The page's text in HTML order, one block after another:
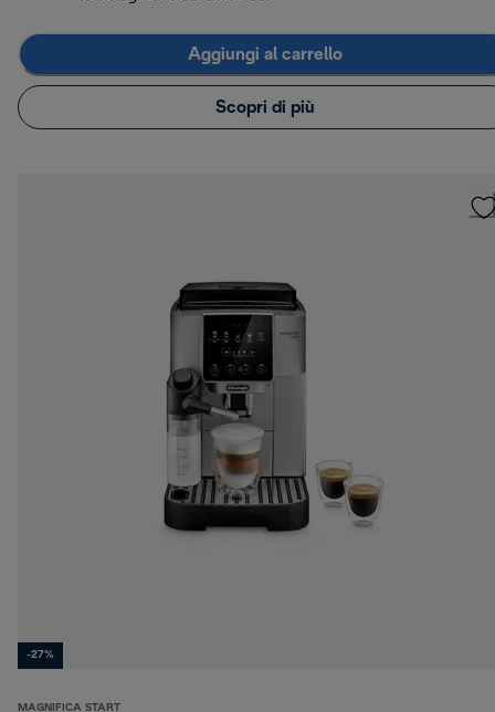
Aggiungi al carrello
Scopri di più
-27%
MAGNIFICA START